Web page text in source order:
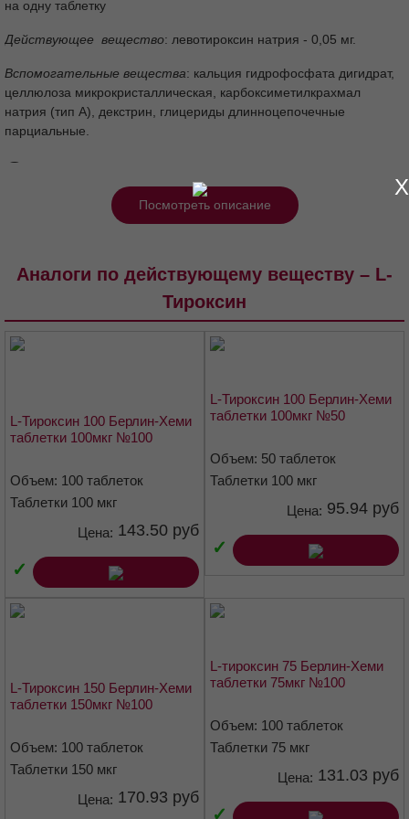
на одну таблетку
Действующее вещество: левотироксин натрия - 0,05 мг.
Вспомогательные вещества: кальция гидрофосфата дигидрат,
целлюлоза микрокристаллическая, карбоксиметилкрахмал
натрия (тип А), декстрин, глицериды длинноцепочечные
парциальные.
Описание
круглые слегка выпуклые таблетки от белого до белого со слегка
желтоватым оттенком цвета, с риской для деления на одной
Фармакотерапевтическая группа
Код АТХ
Фармакологические свойства
Действующее вещество препарата L-Тироксин 50 Берлин-Хеми
левотироксин натрия является синтетическим левовращающим
изомером тироксина, который по своему действию идентичен
природному тиреоидному гормону, синтезируемому щитовидной
железой человека. Для организма человека не существует
отличий между эндогенным и экзогенным левотироксинами.
почках и перехода в клетки организма, левотироксин натрия
жировой обмены. В средних суточных дозах стимулирует рост и
развитие, повышает потребность тканей в кислороде,
стимулирует метаболизм белков, жиров и углеводов, повышает
функциональную активность сердечно-сосудистой системы и
центральной нервной системы.
В больших дозах левотироксин натрия угнетает выработку
тиротропин-рилизинг гормона гипоталамуса и тиреотропного
Посмотреть описание
Аналоги по действующему веществу – L-
Тироксин
L-Тироксин 100 Берлин-Хеми
таблетки 100мкг №100
Объем: 100 таблеток
Таблетки 100 мкг
Цена: 143.50 руб
✓
L-Тироксин 100 Берлин-Хеми
таблетки 100мкг №50
Объем: 50 таблеток
Таблетки 100 мкг
Цена: 95.94 руб
✓
L-Тироксин 150 Берлин-Хеми
таблетки 150мкг №100
Объем: 100 таблеток
Таблетки 150 мкг
Цена: 170.93 руб
L-тироксин 75 Берлин-Хеми
таблетки 75мкг №100
Объем: 100 таблеток
Таблетки 75 мкг
Цена: 131.03 руб
✓
X